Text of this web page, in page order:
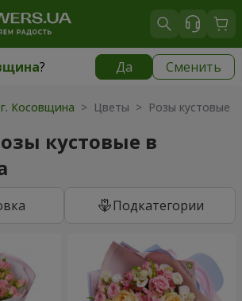
? Да Сменить
|
Косовщина > Цветы > Розы кустовые
кустовые в
Подкатегории